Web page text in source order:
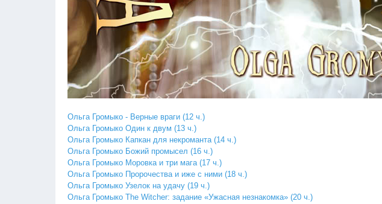
Ольга Громыко - Верные враги (12 ч.)
Ольга Громыко Один к двум (13 ч.)
Ольга Громыко Капкан для некроманта (14 ч.)
Ольга Громыко Божий промысел (16 ч.)
Ольга Громыко Моровка и три мага (17 ч.)
Ольга Громыко Пророчества и иже с ними (18 ч.)
Ольга Громыко Узелок на удачу (19 ч.)
Ольга Громыко The Witcher: задание «Ужасная незнакомка» (20 ч.)